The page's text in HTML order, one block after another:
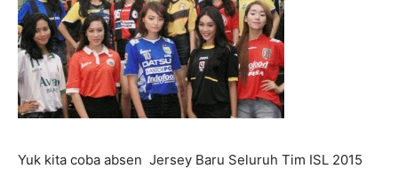
Yuk kita coba absen Jersey Baru Seluruh Tim ISL 2015